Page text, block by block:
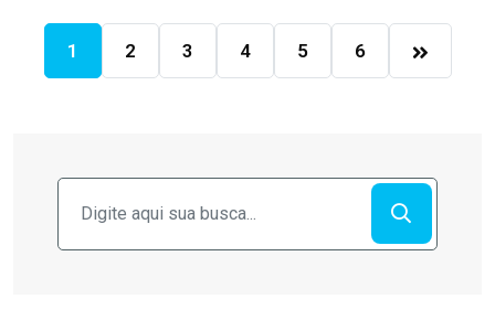
1 2 3 4 5 6